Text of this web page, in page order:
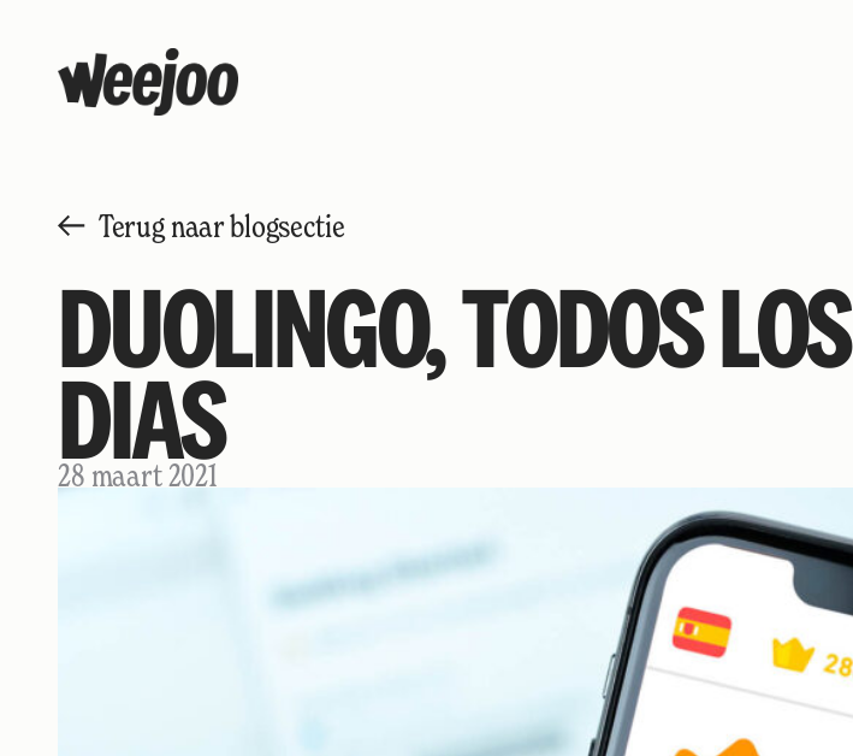
Terug naar blogsectie
DUOLINGO, TODOS LOS
DIAS
28 maart 2021